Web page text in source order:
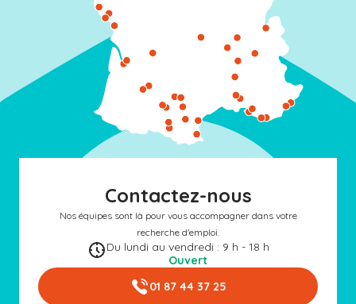
Contactez-nous
Nos équipes sont là pour vous accompagner dans votre
recherche d'emploi.
Du lundi au vendredi : 9 h - 18 h
Ouvert
01 87 44 37 25